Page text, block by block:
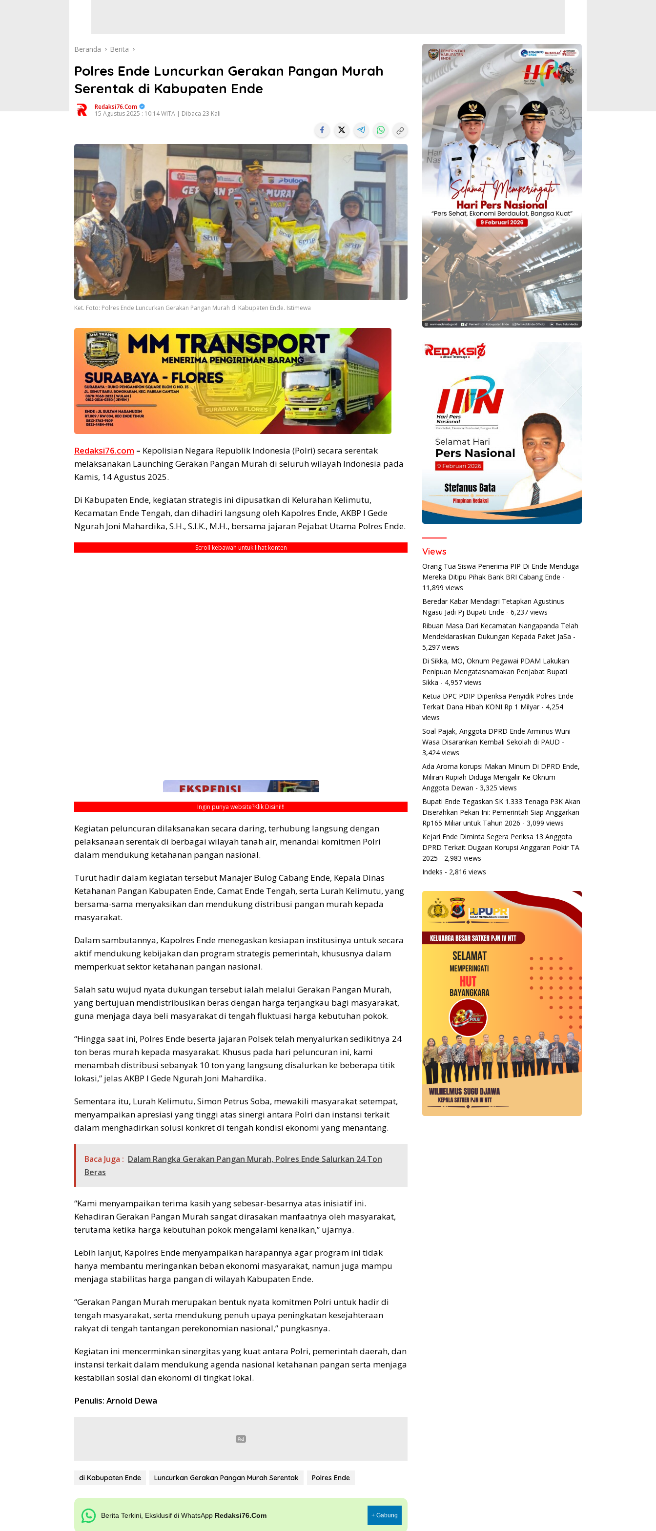
Beranda Berita
Polres Ende Luncurkan Gerakan Pangan Murah
Serentak di Kabupaten Ende
Redaksi76.com
15 Agustus 2025 : 10:14 WITA | Dibaca 23 Kali
Ket. Foto: Polres Ende Luncurkan Gerakan Pangan Murah di Kabupaten Ende. Istimewa
Redaksi76.com – Kepolisian Negara Republik Indonesia (Polri) secara serentak
melaksanakan Launching Gerakan Pangan Murah di seluruh wilayah Indonesia pada
Kamis, 14 Agustus 2025.
Di Kabupaten Ende, kegiatan strategis ini dipusatkan di Kelurahan Kelimutu,
Kecamatan Ende Tengah, dan dihadiri langsung oleh Kapolres Ende, AKBP I Gede
Ngurah Joni Mahardika, S.H., S.I.K., M.H., bersama jajaran Pejabat Utama Polres Ende.
Scroll kebawah untuk lihat konten
Ingin punya website?Klik Disini!!!
Kegiatan peluncuran dilaksanakan secara daring, terhubung langsung dengan
pelaksanaan serentak di berbagai wilayah tanah air, menandai komitmen Polri
dalam mendukung ketahanan pangan nasional.
Turut hadir dalam kegiatan tersebut Manajer Bulog Cabang Ende, Kepala Dinas
Ketahanan Pangan Kabupaten Ende, Camat Ende Tengah, serta Lurah Kelimutu, yang
bersama-sama menyaksikan dan mendukung distribusi pangan murah kepada
masyarakat.
Dalam sambutannya, Kapolres Ende menegaskan kesiapan institusinya untuk secara
aktif mendukung kebijakan dan program strategis pemerintah, khususnya dalam
memperkuat sektor ketahanan pangan nasional.
Salah satu wujud nyata dukungan tersebut ialah melalui Gerakan Pangan Murah,
yang bertujuan mendistribusikan beras dengan harga terjangkau bagi masyarakat,
guna menjaga daya beli masyarakat di tengah fluktuasi harga kebutuhan pokok.
“Hingga saat ini, Polres Ende beserta jajaran Polsek telah menyalurkan sedikitnya 24
ton beras murah kepada masyarakat. Khusus pada hari peluncuran ini, kami
menambah distribusi sebanyak 10 ton yang langsung disalurkan ke beberapa titik
lokasi,” jelas AKBP I Gede Ngurah Joni Mahardika.
Sementara itu, Lurah Kelimutu, Simon Petrus Soba, mewakili masyarakat setempat,
menyampaikan apresiasi yang tinggi atas sinergi antara Polri dan instansi terkait
dalam menghadirkan solusi konkret di tengah kondisi ekonomi yang menantang.
Baca Juga : Dalam Rangka Gerakan Pangan Murah, Polres Ende Salurkan 24 Ton
Beras
“Kami menyampaikan terima kasih yang sebesar-besarnya atas inisiatif ini.
Kehadiran Gerakan Pangan Murah sangat dirasakan manfaatnya oleh masyarakat,
terutama ketika harga kebutuhan pokok mengalami kenaikan,” ujarnya.
Lebih lanjut, Kapolres Ende menyampaikan harapannya agar program ini tidak
hanya membantu meringankan beban ekonomi masyarakat, namun juga mampu
menjaga stabilitas harga pangan di wilayah Kabupaten Ende.
“Gerakan Pangan Murah merupakan bentuk nyata komitmen Polri untuk hadir di
tengah masyarakat, serta mendukung penuh upaya peningkatan kesejahteraan
rakyat di tengah tantangan perekonomian nasional,” pungkasnya.
Kegiatan ini mencerminkan sinergitas yang kuat antara Polri, pemerintah daerah, dan
instansi terkait dalam mendukung agenda nasional ketahanan pangan serta menjaga
kestabilan sosial dan ekonomi di tingkat lokal.
Penulis: Arnold Dewa
di Kabupaten Ende Luncurkan Gerakan Pangan Murah Serentak Polres Ende
Berita Terkini, Eksklusif di WhatsApp Redaksi76.Com + Gabung
Views
Orang Tua Siswa Penerima PIP Di Ende Menduga
Mereka Ditipu Pihak Bank BRI Cabang Ende -
11,899 views
Beredar Kabar Mendagri Tetapkan Agustinus
Ngasu Jadi Pj Bupati Ende - 6,237 views
Ribuan Masa Dari Kecamatan Nangapanda Telah
Mendeklarasikan Dukungan Kepada Paket JaSa -
5,297 views
Di Sikka, MO, Oknum Pegawai PDAM Lakukan
Penipuan Mengatasnamakan Penjabat Bupati
Sikka - 4,957 views
Ketua DPC PDIP Diperiksa Penyidik Polres Ende
Terkait Dana Hibah KONI Rp 1 Milyar- 4,254
views
Soal Pajak, Anggota DPRD Ende Arminus Wuni
Wasa Disarankan Kembali Sekolah di PAUD -
3,424 views
Ada Aroma korupsi Makan Minum Di DPRD Ende,
Miliran Rupiah Diduga Mengalir Ke Oknum
Anggota Dewan - 3,325 views
Bupati Ende Tegaskan SK 1.333 Tenaga P3K Akan
Diserahkan Pekan Ini: Pemerintah Siap Anggarkan
Rp165 Miliar untuk Tahun 2026 - 3,099 views
Kejari Ende Diminta Segera Periksa 13 Anggota
DPRD Terkait Dugaan Korupsi Anggaran Pokir TA
2025 - 2,983 views
Indeks - 2,816 views